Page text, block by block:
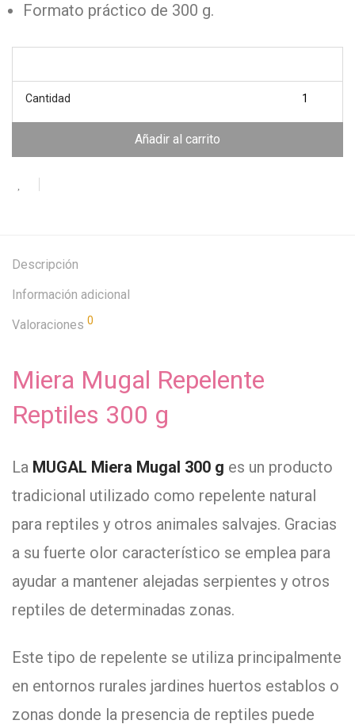
Formato práctico de 300 g.
Cantidad
Añadir al carrito
Descripción
Información adicional
Valoraciones 0
Miera Mugal Repelente
Reptiles 300 g
La MUGAL Miera Mugal 300 g es un producto
tradicional utilizado como repelente natural
para reptiles y otros animales salvajes. Gracias
a su fuerte olor característico se emplea para
ayudar a mantener alejadas serpientes y otros
reptiles de determinadas zonas.
Este tipo de repelente se utiliza principalmente
en entornos rurales jardines huertos establos o
zonas donde la presencia de reptiles puede